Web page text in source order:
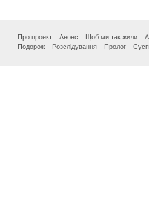
Про проект Анонс Щоб ми так жили
Подорож
Розслідування Пролог